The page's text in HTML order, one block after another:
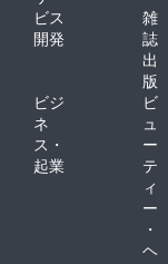
ビス
開発
雑
誌
出
版
ビジ
ネ
ス・
起業
ビ
ュ
ー
テ
ィ
ー
・
ヘ